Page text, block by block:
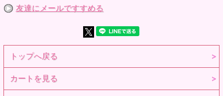
友達にメールですすめる
トップへ戻る
カートを見る